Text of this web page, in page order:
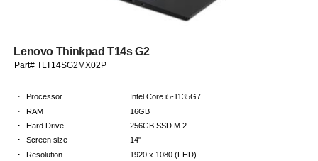
Lenovo Thinkpad T14s G2
Part# TLT14SG2MX02P
· Processor Intel Core i5-1135G7
· RAM 16GB
· Hard Drive 256GB SSD M.2
· Screen size 14"
· Resolution 1920 x 1080 (FHD)